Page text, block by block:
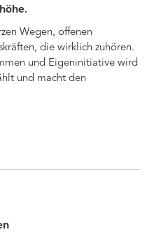
Wegen, offenen
die wirklich zuhören.
und Eigeninitiative wird
und macht den